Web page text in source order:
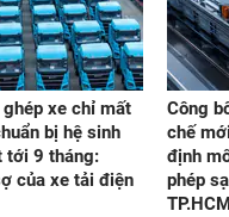
xe chỉ mất
bị hệ sinh
tới 9 tháng:
của xe tải điện
Công
chế
định
phép